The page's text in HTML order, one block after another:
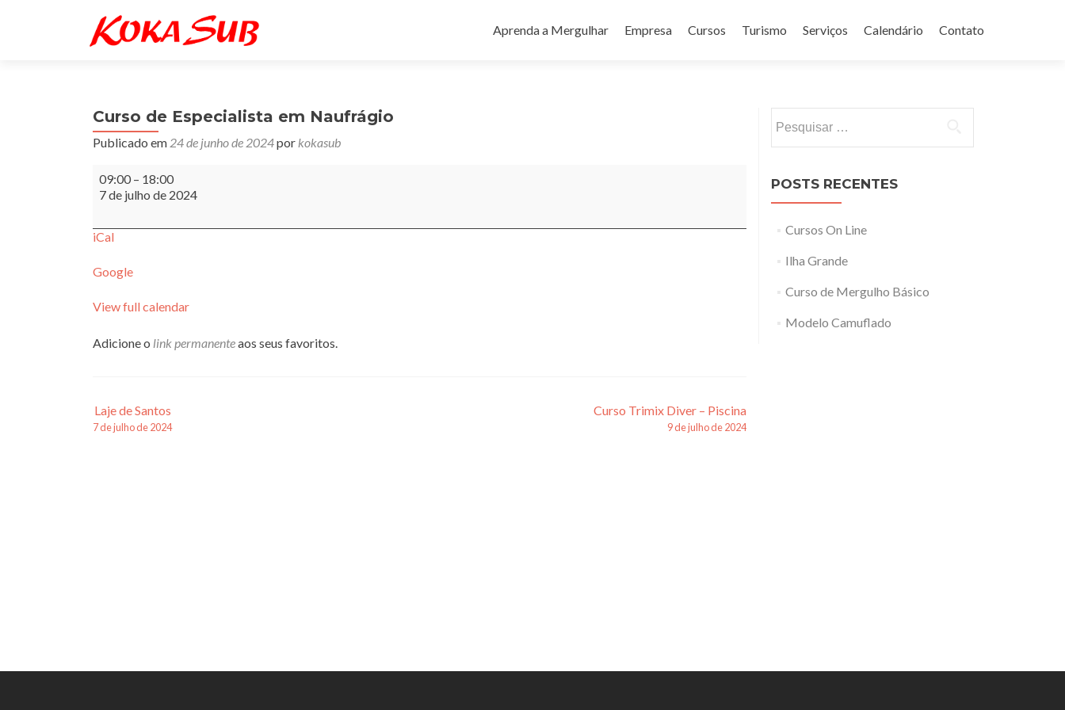
para
Aprenda a Mergulhar Empresa Cursos Turismo Serviços Calendário Contato
Curso de Especialista em Naufrágio
Publicado em 24 de junho de 2024por kokasub
Curso
de
Especialista
Naufrágio
09:00 – 18:00
7 de julho de 2024
iCal
Google
View full calendar
Adicione o link permanenteaos seus favoritos.
Navegação
de
Laje de Santos
7 de julho de 2024
Curso Trimix Diver – Piscina
9 de julho de 2024
por:
POSTS RECENTES
Cursos On Line
Ilha Grande
Curso de Mergulho Básico
Modelo Camuflado